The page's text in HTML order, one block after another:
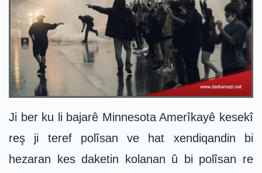
Ji ber ku li bajarê Minnesota Amerîkayê kesekî
reş ji teref polîsan ve hat xendiqandin bi
hezaran kes daketin kolanan û bi polîsan re